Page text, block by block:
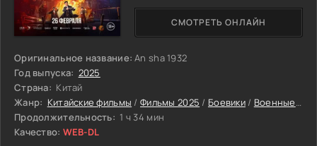
Оригинальное название: An sha 1932
Год выпуска: 2025
Страна: Китай
Жанр: Китайские фильмы /Фильмы 2025 / Боевики/ Военные/
Продолжительность: 1 ч 34 мин
Качество: WEB-DL
СМОТРЕТЬ ОНЛАЙН